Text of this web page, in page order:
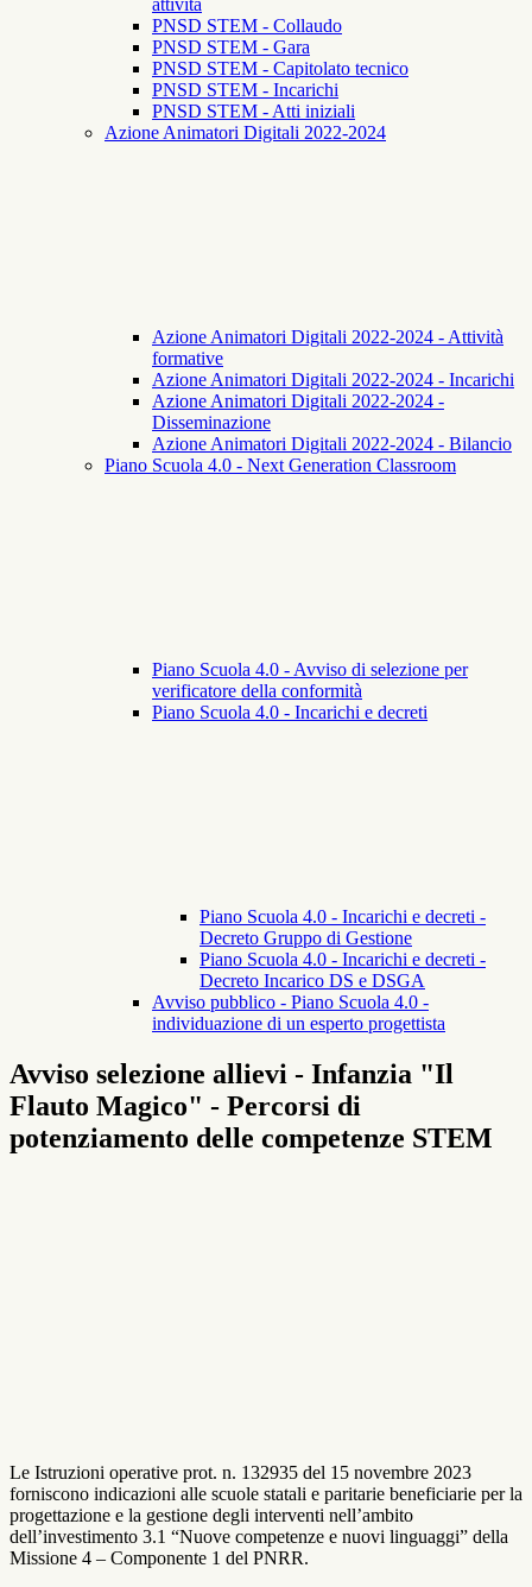
attività
PNSD STEM - Collaudo
PNSD STEM - Gara
PNSD STEM - Capitolato tecnico
PNSD STEM - Incarichi
PNSD STEM - Atti iniziali
Azione Animatori Digitali 2022-2024
Azione Animatori Digitali 2022-2024 - Attività
formative
Azione Animatori Digitali 2022-2024 - Incarichi
Azione Animatori Digitali 2022-2024 -
Disseminazione
Azione Animatori Digitali 2022-2024 - Bilancio
Piano Scuola 4.0 - Next Generation Classroom
Piano Scuola 4.0 - Avviso di selezione per
verificatore della conformità
Piano Scuola 4.0 - Incarichi e decreti
Piano Scuola 4.0 - Incarichi e decreti -
Decreto Gruppo di Gestione
Piano Scuola 4.0 - Incarichi e decreti -
Decreto Incarico DS e DSGA
Avviso pubblico - Piano Scuola 4.0 -
individuazione di un esperto progettista
Avviso selezione allievi - Infanzia "Il
Flauto Magico" - Percorsi di
potenziamento delle competenze STEM
Le Istruzioni operative prot. n. 132935 del 15 novembre 2023
forniscono indicazioni alle scuole statali e paritarie beneficiarie per la
progettazione e la gestione degli interventi nell’ambito
dell’investimento 3.1 “Nuove competenze e nuovi linguaggi” della
Missione 4 – Componente 1 del PNRR.